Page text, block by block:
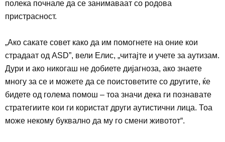
полека почнале да се занимаваат со родова
пристрасност.
„Ако сакате совет како да им помогнете на оние кои
страдаат од ASD”, вели Елис, „читајте и учете за аутизам.
Дури и ако никогаш не добиете дијагноза, ако знаете
многу за се и можете да се поистоветите со другите, ќе
бидете од голема помош – тоа значи дека ги познавате
стратегиите кои ги користат други аутистични лица. Тоа
може некому буквално да му го смени животот“.